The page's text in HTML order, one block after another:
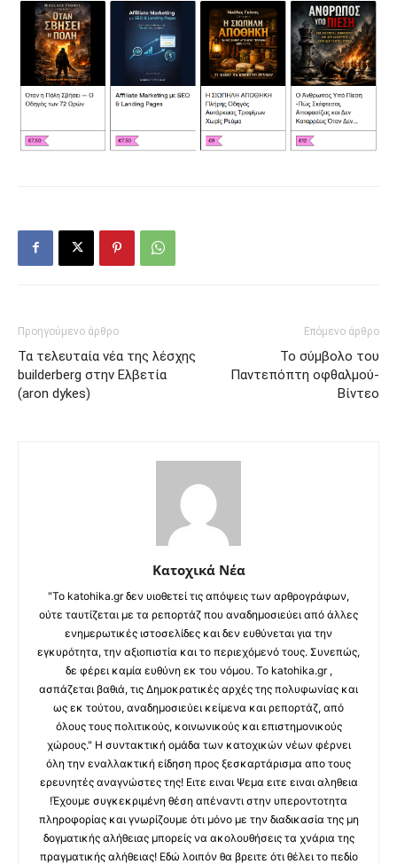
Προηγούμενο άρθρο
Τα τελευταία νέα της λέσχης
builderberg στην Ελβετία
(aron dykes)
Επόμενο άρθρο
Το σύμβολο του
Παντεπόπτη οφθαλμού-
Βίντεο
Κατοχικά Νέα
"Το katohika.gr δεν υιοθετεί τις απόψεις των αρθρογράφων,
ούτε ταυτίζεται με τα ρεπορτάζ που αναδημοσιεύει από άλλες
ενημερωτικές ιστοσελίδες και δεν ευθύνεται για την
εγκυρότητα, την αξιοπιστία και το περιεχόμενό τους. Συνεπώς,
δε φέρει καμία ευθύνη εκ του νόμου. Το katohika.gr ,
ασπάζεται βαθιά, τις Δημοκρατικές αρχές της πολυφωνίας και
ως εκ τούτου, αναδημοσιεύει κείμενα και ρεπορτάζ, από
όλους τους πολιτικούς, κοινωνικούς και επιστημονικούς
χώρους." Η συντακτική ομάδα των κατοχικών νέων φέρνει
όλη την εναλλακτική είδηση προς ξεσκαρτάρισμα απο τους
ερευνητές αναγνώστες της! Ειτε ειναι Ψεμα ειτε ειναι αληθεια
!Έχουμε συγκεκριμένη θέση απέναντι στην υπεροντοτητα
πληροφορίας και γνωρίζουμε ότι μόνο με την διαδικασία της μη
δογματικής αλήθειας μπορείς να ακολουθήσεις τα χνάρια της
πραγματικής αλήθειας! Εδώ λοιπόν θα βρειτε ότι θέλει το πεδίο